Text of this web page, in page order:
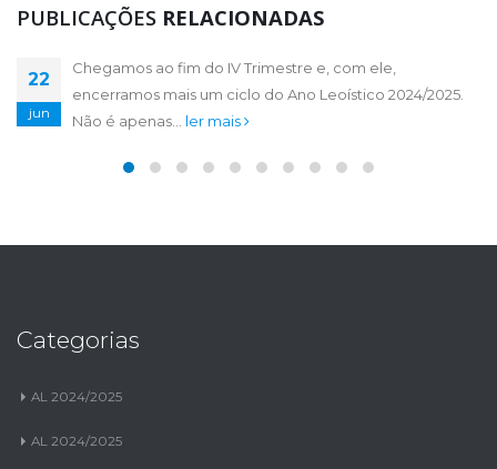
PUBLICAÇÕES RELACIONADAS
22
jun
Chegamos ao fim do IV Trimestre e, com ele,
encerramos mais um ciclo do Ano Leoístico 2024/2025.
Não é apenas... ler mais
20
maio
Certa vez, a letra de uma canção ecoava pela minha
mente em um ambiente arrodeado de jovens leões. Foi
neste...ler mais
Categorias
AL 2024/2025
AL 2024/2025